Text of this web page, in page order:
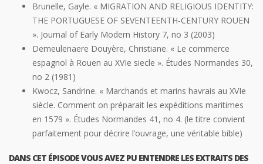
Brunelle, Gayle. « MIGRATION AND RELIGIOUS IDENTITY:
THE PORTUGUESE OF SEVENTEENTH-CENTURY ROUEN
». Journal of Early Modern History 7, no 3 (2003)
Demeulenaere Douyère, Christiane. « Le commerce
espagnol à Rouen au XVIe siecle ». Études Normandes 30,
no 2 (1981)
Kwocz, Sandrine. « Marchands et marins havrais au XVIe
siècle. Comment on préparait les expéditions maritimes
en 1579 ». Études Normandes 41, no 4. (le titre convient
parfaitement pour décrire l’ouvrage, une véritable bible)
DANS CET ÉPISODE VOUS AVEZ PU ENTENDRE LES EXTRAITS DES